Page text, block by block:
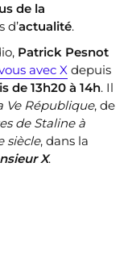
de la
d’actualité.
Patrick Pesnot
avec X depuis
de 13h20 à 14h. Il
Ve République, de
de Staline à
siècle, dans la
X.